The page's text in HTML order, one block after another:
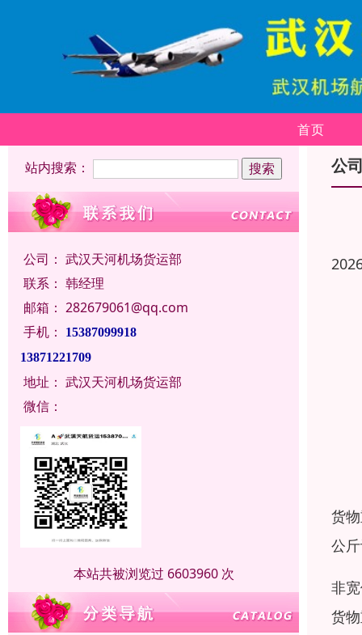
首页
站内搜索：
公司： 武汉天河机场货运部
联系： 韩经理
邮箱： 282679061@qq.com
手机：
15387099918
13871221709
地址： 武汉天河机场货运部
微信：
本站共被浏览过 6603960 次
公
货
公
非
货